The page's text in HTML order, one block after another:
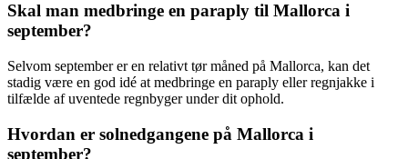
Skal man medbringe en paraply til Mallorca i
september?
Selvom september er en relativt tør måned på Mallorca, kan det
stadig være en god idé at medbringe en paraply eller regnjakke i
tilfælde af uventede regnbyger under dit ophold.
Hvordan er solnedgangene på Mallorca i
september?